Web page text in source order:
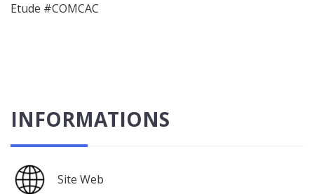
Etude #COMCAC
INFORMATIONS
Site Web